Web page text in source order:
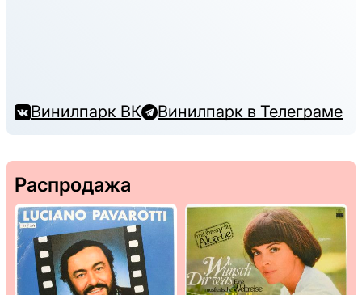
Винилпарк ВК Винилпарк в Телеграме
Распродажа